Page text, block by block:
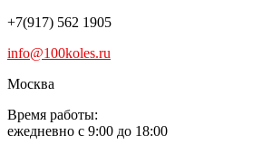
+7(917) 562 1905
info@100koles.ru
Москва
Время работы:
ежедневно с 9:00 до 18:00